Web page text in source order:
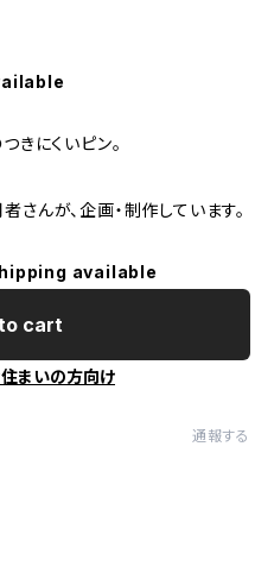
きにくいピン。
んが、企画・制作しています。
available
cart
まいの方向け
通報する